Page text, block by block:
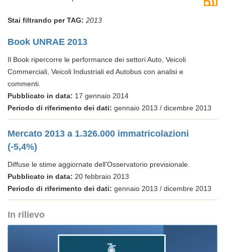
Stai filtrando per TAG: 2013
Book UNRAE 2013
Il Book ripercorre le performance dei settori Auto, Veicoli
Commerciali, Veicoli Industriali ed Autobus con analisi e
commenti.
Pubblicato in data: 17 gennaio 2014
Periodo di riferimento dei dati: gennaio 2013 / dicembre 2013
Mercato 2013 a 1.326.000 immatricolazioni
(-5,4%)
Diffuse le stime aggiornate dell'Osservatorio previsionale.
Pubblicato in data: 20 febbraio 2013
Periodo di riferimento dei dati: gennaio 2013 / dicembre 2013
In rilievo